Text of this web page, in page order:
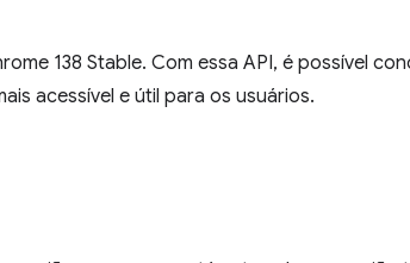
138 Stable. Com essa API, é possível
acessível e útil para os usuários.